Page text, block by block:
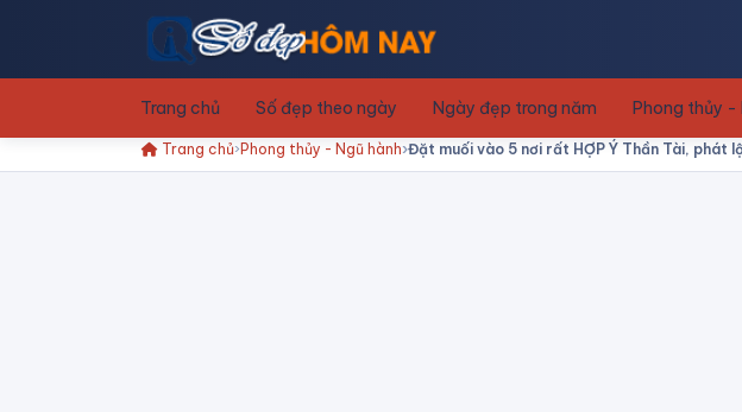
Trang chủ Số đẹp theo ngày Ngày đẹp trong năm Phong thủy -
Trang chủ Phong thủy - Ngũ hành Đặt muối vào 5 nơi rất HỢP Ý Thần Tài, phát